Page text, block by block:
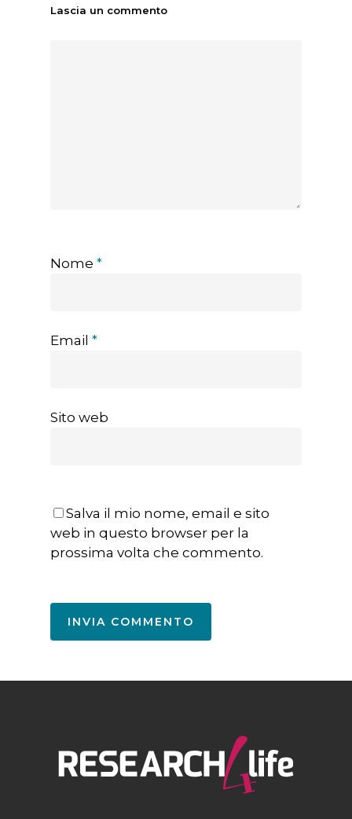
Lascia un commento
Nome *
Email *
Sito web
Salva il mio nome, email e sito
web in questo browser per la
prossima volta che commento.